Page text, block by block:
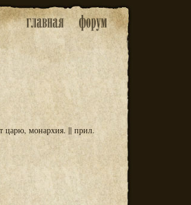
царю, монархия. || прил.